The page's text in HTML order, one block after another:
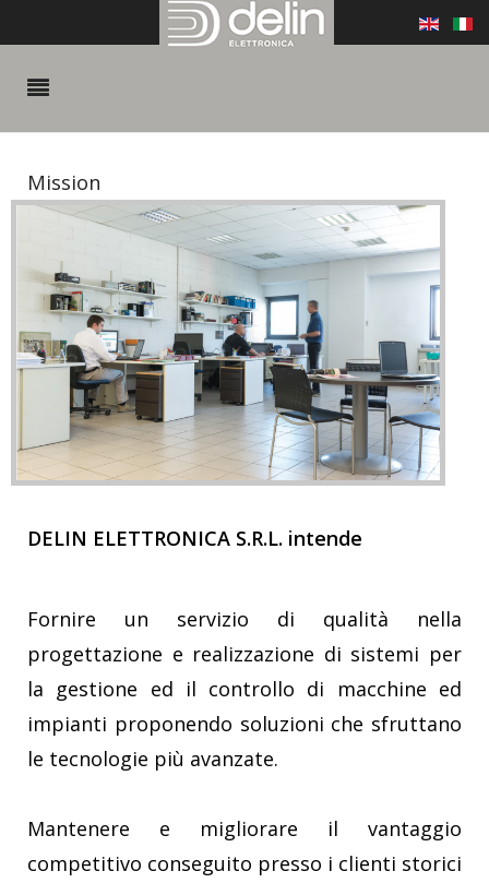
Mission
DELIN ELETTRONICA S.R.L. intende
Fornire un servizio di qualità nella
progettazione e realizzazione di sistemi per
la gestione ed il controllo di macchine ed
impianti proponendo soluzioni che sfruttano
le tecnologie più avanzate.
Mantenere e migliorare il vantaggio
competitivo conseguito presso i clienti storici